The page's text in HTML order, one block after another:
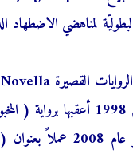
لمناهضي الاضطهاد